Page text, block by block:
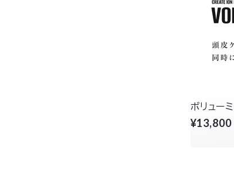
ボリュー
¥13,800